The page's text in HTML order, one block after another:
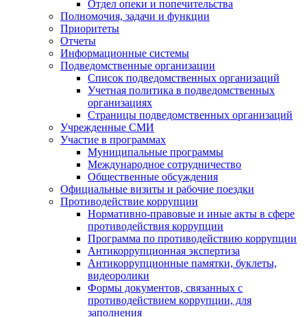
Отдел опеки и попечительства
Полномочия, задачи и функции
Приоритеты
Отчеты
Информационные системы
Подведомственные организации
Список подведомственных организаций
Учетная политика в подведомственных
организациях
Страницы подведомственных организаций
Учрежденные СМИ
Участие в программах
Муниципальные программы
Международное сотрудничество
Общественные обсуждения
Официальные визиты и рабочие поездки
Противодействие коррупции
Нормативно-правовые и иные акты в сфере
противодействия коррупции
Программа по противодействию коррупции
Антикоррупционная экспертиза
Антикоррупционные памятки, буклеты,
видеоролики
Формы документов, связанных с
противодействием коррупции, для
заполнения